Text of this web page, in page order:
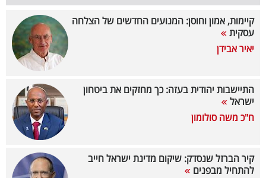
פודקאסט
40
קיימות, אמון וחוסן: המנועים החדשים של הצלחה
עסקית
יאיר אבידן
התיישבות יהודית בעזה: כך מחזקים את ביטחון
ישראל
ח"כ משה סולומון
קיר הברזל שנסדק: שיקום מדינת ישראל חייב
להתחיל מבפנים